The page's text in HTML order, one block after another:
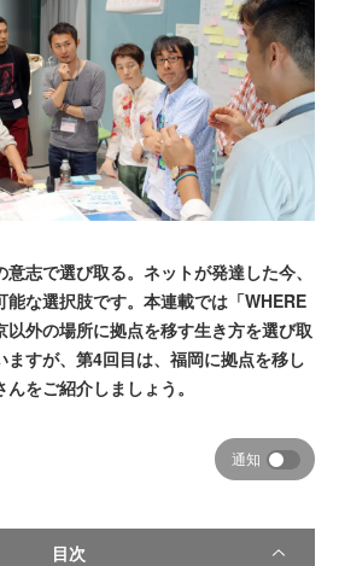
志で選び取る。ネットが発達した今、
能な選択肢です。本連載では「WHERE
以外の場所に拠点を移す生き方を選び取
ますが、第4回目は、福岡に拠点を移し
をご紹介しましょう。
通知
目次